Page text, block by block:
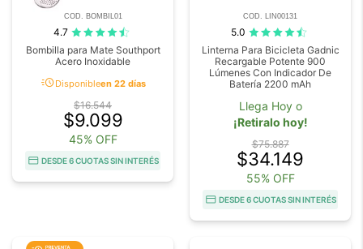
COD. BOMBIL01
4.7
Bombilla para Mate Southport
Acero Inoxidable
acuteDisponibleen 22 días
$16.544
$9.099
45% OFF
DESDE 6 CUOTAS SIN INTERÉS
COD. LIN00131
5.0
Linterna Para Bicicleta Gadnic
Recargable Potente 900
Lúmenes Con Indicador De
Batería 2200 mAh
Llega Hoy o
¡Retiralo hoy!
$75.887
$34.149
55% OFF
DESDE 6 CUOTAS SIN INTERÉS